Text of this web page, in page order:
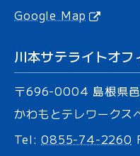
Google Map
川本サテライトオフ
〒696-0004 島根県
かわもとテレワークス
Tel:0855-74-2260